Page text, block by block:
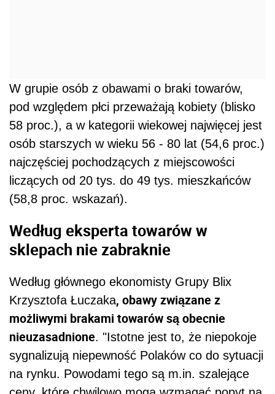
W grupie osób z obawami o braki towarów,
pod względem płci przeważają kobiety (blisko
58 proc.), a w kategorii wiekowej najwięcej jest
osób starszych w wieku 56 - 80 lat (54,6 proc.)
najczęściej pochodzących z miejscowości
liczących od 20 tys. do 49 tys. mieszkańców
(58,8 proc. wskazań).
Według eksperta towarów w
sklepach nie zabraknie
Według głównego ekonomisty Grupy Blix
Krzysztofa Łuczaka, obawy związane z
możliwymi brakami towarów są obecnie
nieuzasadnione. "Istotne jest to, że niepokoje
sygnalizują niepewność Polaków co do sytuacji
na rynku. Powodami tego są m.in. szalejące